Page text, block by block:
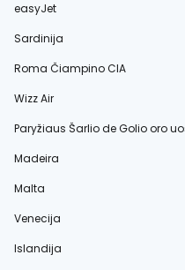
easyJet
Sardinija
Roma Čiampino CIA
Wizz Air
Paryžiaus Šarlio de Golio oro
Madeira
Malta
Venecija
Islandija